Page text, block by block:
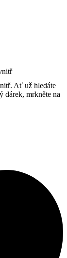
Ať už hledáte
dárek, mrkněte na